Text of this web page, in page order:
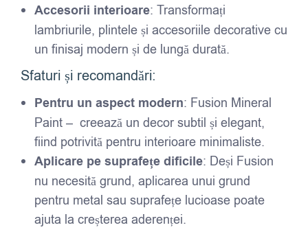
Accesorii interioare: Transformați
lambriurile, plintele și accesoriile decorative cu
un finisaj modern și de lungă durată.
Sfaturi și recomandări:
Pentru un aspect modern: Fusion Mineral
Paint – creează un decor subtil și elegant,
fiind potrivită pentru interioare minimaliste.
Aplicare pe suprafețe dificile: Deși Fusion
nu necesită grund, aplicarea unui grund
pentru metal sau suprafețe lucioase poate
ajuta la creșterea aderenței.